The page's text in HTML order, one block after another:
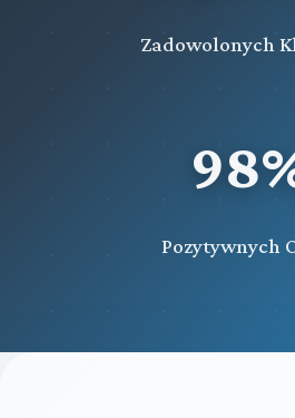
Zadowolonych
Pozytywnych